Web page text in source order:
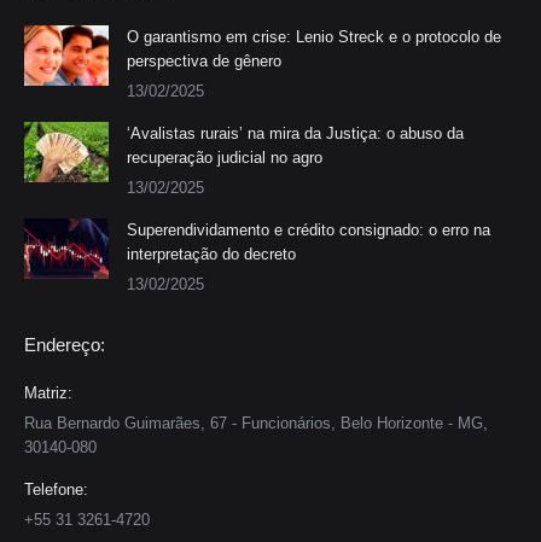
O garantismo em crise: Lenio Streck e o protocolo de
perspectiva de gênero
13/02/2025
‘Avalistas rurais’ na mira da Justiça: o abuso da
recuperação judicial no agro
13/02/2025
Superendividamento e crédito consignado: o erro na
interpretação do decreto
13/02/2025
Endereço:
Matriz:
Rua Bernardo Guimarães, 67 - Funcionários, Belo Horizonte - MG,
30140-080
Telefone:
+55 31 3261-4720